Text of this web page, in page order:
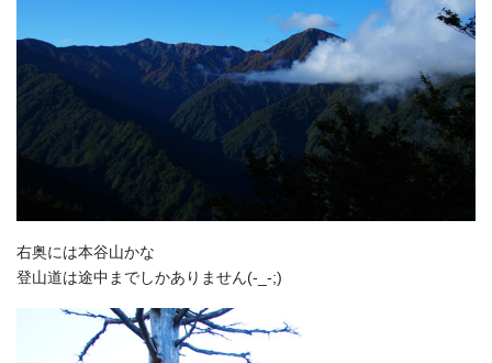
右奥には本谷山かな
登山道は途中までしかありません(-_-;)